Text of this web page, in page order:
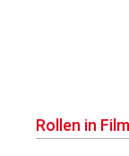
Rollen in